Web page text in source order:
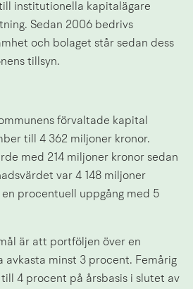
institutionella kapitalägare
Sedan 2006 bedrivs
och bolaget står sedan dess
tillsyn.
förvaltade kapital
till 4 362 miljoner kronor.
med 214 miljoner kronor sedan
var 4 148 miljoner
procentuell uppgång med 5
är att portföljen över en
avkasta minst 3 procent. Femårig
4 procent på årsbasis i slutet av